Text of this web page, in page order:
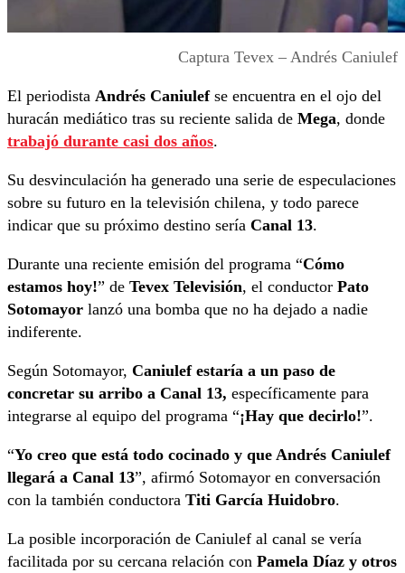
Captura Tevex – Andrés Caniulef
El periodista Andrés Caniulefse encuentra en el ojo del
huracán mediático tras su reciente salida de Mega, donde
trabajó durante casi dos años.
Su desvinculación ha generado una serie de especulaciones
sobre su futuro en la televisión chilena, y todo parece
indicar que su próximo destino sería Canal 13.
Durante una reciente emisión del programa “Cómo
estamos hoy!” de Tevex Televisión, el conductor Pato
Sotomayor lanzó una bomba que no ha dejado a nadie
indiferente.
Según Sotomayor, Caniulef estaría a un paso de
concretar su arribo a Canal 13, específicamente para
integrarse al equipo del programa “¡Hay que decirlo!”.
“Yo creo que está todo cocinado y que Andrés Caniulef
llegará a Canal 13”, afirmó Sotomayor en conversación
con la también conductora Titi García Huidobro.
La posible incorporación de Caniulef al canal se vería
facilitada por su cercana relación con Pamela Díaz y otros